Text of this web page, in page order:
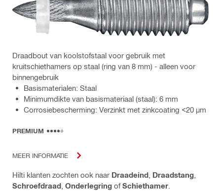
Draadbout van koolstofstaal voor gebruik met
kruitschiethamers op staal (ring van 8 mm) - alleen voor
binnengebruik
Basismaterialen: Staal
Minimumdikte van basismateriaal (staal): 6 mm
Corrosiebescherming: Verzinkt met zinkcoating <20 µm
PREMIUM
MEER INFORMATIE
Hilti klanten zochten ook naar Draadeind Draadstang
Schroefdraad Onderlegring ofSchiethamer